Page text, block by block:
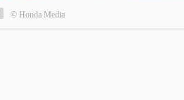
© Honda Media